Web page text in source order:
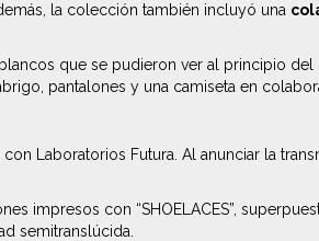
la colección también incluyó una
que se pudieron ver al principio
pantalones y una camiseta en
Laboratorios Futura. Al anunciar la
impresos con “SHOELACES”,
semitranslúcida.